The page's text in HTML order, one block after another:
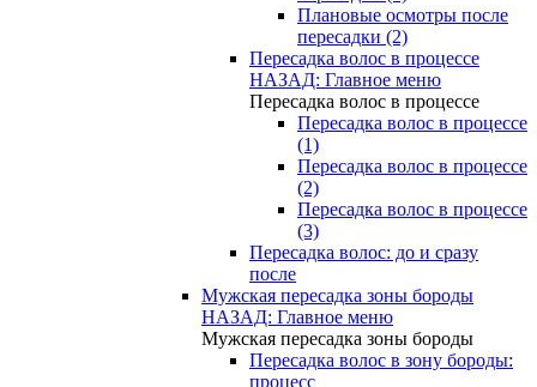
Плановые осмотры после
пересадки (2)
Пересадка волос в процессе
НАЗАД: Главное меню
Пересадка волос в процессе
Пересадка волос в процессе
(1)
Пересадка волос в процессе
(2)
Пересадка волос в процессе
(3)
Пересадка волос: до и сразу
после
Мужская пересадка зоны бороды
НАЗАД: Главное меню
Мужская пересадка зоны бороды
Пересадка волос в зону бороды:
процесс